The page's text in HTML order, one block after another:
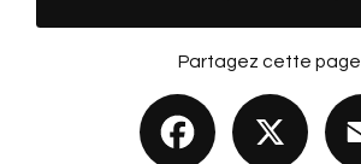
Partagez cette page
Facebook